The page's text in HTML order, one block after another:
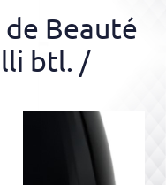
Beauté
btl. /